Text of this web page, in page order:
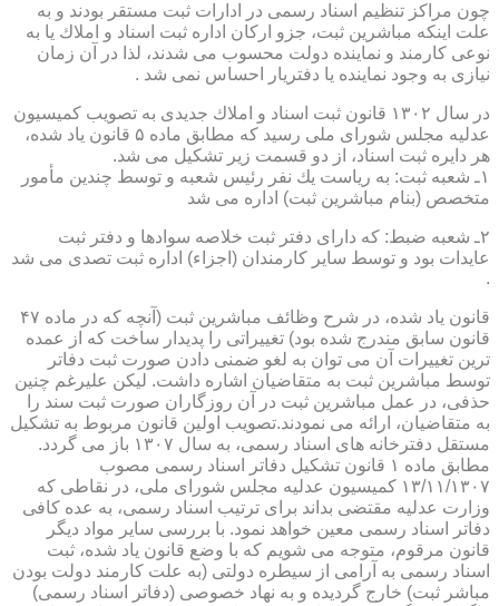
چون مراكز تنظیم اسناد رسمی در ادارات ثبت مستقر بودند و به
علت اینكه مباشرین ثبت، جزو اركان اداره ثبت اسناد و املاك یا به
نوعی كارمند و نماینده دولت محسوب می شدند، لذا در آن زمان
نیازی به وجود نماینده یا دفتریار احساس نمی شد .
در سال ۱۳۰۲ قانون ثبت اسناد و املاك جدیدی به تصویب كمیسیون
عدلیه مجلس شورای ملی رسید كه مطابق ماده ۵ قانون یاد شده،
هر دایره ثبت اسناد، از دو قسمت زیر تشكیل می شد.
۱ـ شعبه ثبت: به ریاست یك نفر رئیس شعبه و توسط چندین مأمور
متخصص (بنام مباشرین ثبت) اداره می شد
۲ـ شعبه ضبط: كه دارای دفتر ثبت خلاصه سوادها و دفتر ثبت
عایدات بود و توسط سایر كارمندان (اجزاء) اداره ثبت تصدی می شد
.
قانون یاد شده، در شرح وظائف مباشرین ثبت (آنچه كه در ماده ۴۷
قانون سابق مندرج شده بود) تغییراتی را پدیدار ساخت كه از عمده
ترین تغییرات آن می توان به لغو ضمنی دادن صورت ثبت دفاتر
توسط مباشرین ثبت به متقاضیان اشاره داشت. لیكن علیرغم چنین
حذفی، در عمل مباشرین ثبت در آن روزگاران صورت ثبت سند را
به متقاضیان، ارائه می نمودند.تصویب اولین قانون مربوط به تشكیل
مستقل دفترخانه های اسناد رسمی، به سال ۱۳۰۷ باز می گردد.
مطابق ماده ۱ قانون تشكیل دفاتر اسناد رسمی مصوب
۱۳/۱۱/۱۳۰۷ كمیسیون عدلیه مجلس شورای ملی، در نقاطی كه
وزارت عدلیه مقتضی بداند برای ترتیب اسناد رسمی، به عده كافی
دفاتر اسناد رسمی معین خواهد نمود. با بررسی سایر مواد دیگر
قانون مرقوم، متوجه می شویم كه با وضع قانون یاد شده، ثبت
اسناد رسمی به آرامی از سیطره دولتی (به علت كارمند دولت بودن
مباشر ثبت) خارج گردیده و به نهاد خصوصی (دفاتر اسناد رسمی)